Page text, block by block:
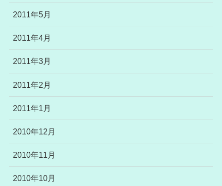
2011年5月
2011年4月
2011年3月
2011年2月
2011年1月
2010年12月
2010年11月
2010年10月